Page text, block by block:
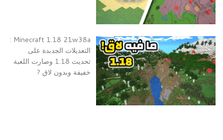
Minecraft 1.18 21w38a :
التعديلات الجدبدة على
تحديث 1.18 وصارت اللعبة
خفيفة وبدون لاق ?